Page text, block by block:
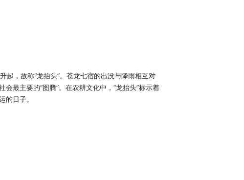
起，故称“龙抬头”。苍龙七宿的出没与降雨相互对
最主要的“图腾”。在农耕文化中，“龙抬头”标示着
的日子。